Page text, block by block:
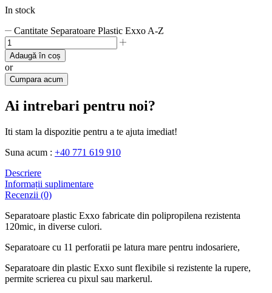
In stock
Cantitate Separatoare Plastic Exxo A-Z
Adaugă în coș
or
Cumpara acum
Ai intrebari pentru noi?
Iti stam la dispozitie pentru a te ajuta imediat!
Suna acum : +40 771 619 910
Descriere
Informații suplimentare
Recenzii (0)
Separatoare plastic Exxo fabricate din polipropilena rezistenta
120mic, in diverse culori.
Separatoare cu 11 perforatii pe latura mare pentru indosariere,
Separatoare din plastic Exxo sunt flexibile si rezistente la rupere,
permite scrierea cu pixul sau markerul.